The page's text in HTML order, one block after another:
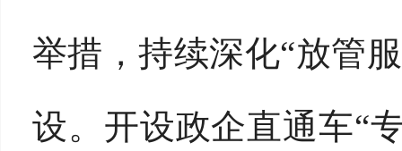
举措，持续深化“放管
设。开设政企直通车“